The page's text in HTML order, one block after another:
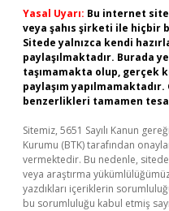
Yasal Uyarı: Bu internet
veya şahıs şirketi ile hiçbir
Sitede yalnızca kendi
paylaşılmaktadır. Burada
taşımamakta olup, gerçek
paylaşım
benzerlikleri tamamen
Sitemiz, 5651 Sayılı Kanun
Kurumu (BTK) tarafından
vermektedir. Bu nedenle,
veya araştırma
yazdıkları içeriklerin
bu sorumluluğu kabul etmiş